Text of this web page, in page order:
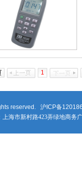
1
reserved. 沪ICP备
海市新村路423弄绿地商务